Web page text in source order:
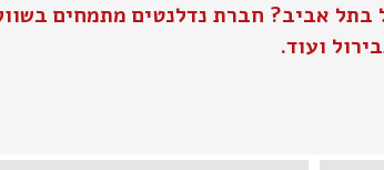
בתל אביב? חברת נדלנטים מתמחים
ועוד.